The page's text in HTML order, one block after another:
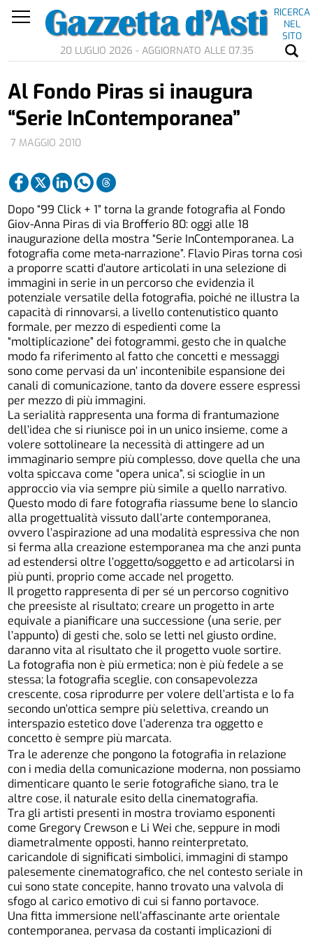
RICERCA
NEL
SITO
20 LUGLIO 2026 - AGGIORNATO ALLE 07.35
7 MAGGIO 2010
Al Fondo Piras si inaugura
“Serie InContemporanea”
Dopo “99 Click + 1” torna la grande fotografia al Fondo
Giov-Anna Piras di via Brofferio 80: oggi alle 18
inaugurazione della mostra “Serie InContemporanea. La
fotografia come meta-narrazione”. Flavio Piras torna così
a proporre scatti d’autore articolati in una selezione di
immagini in serie in un percorso che evidenzia il
potenziale versatile della fotografia, poiché ne illustra la
capacità di rinnovarsi, a livello contenutistico quanto
formale, per mezzo di espedienti come la
“moltiplicazione” dei fotogrammi, gesto che in qualche
modo fa riferimento al fatto che concetti e messaggi
sono come pervasi da un’ incontenibile espansione dei
canali di comunicazione, tanto da dovere essere espressi
per mezzo di più immagini.
La serialità rappresenta una forma di frantumazione
dell’idea che si riunisce poi in un unico insieme, come a
volere sottolineare la necessità di attingere ad un
immaginario sempre più complesso, dove quella che una
volta spiccava come “opera unica”, si scioglie in un
approccio via via sempre più simile a quello narrativo.
Questo modo di fare fotografia riassume bene lo slancio
alla progettualità vissuto dall’arte contemporanea,
ovvero l’aspirazione ad una modalità espressiva che non
si ferma alla creazione estemporanea ma che anzi punta
ad estendersi oltre l’oggetto/soggetto e ad articolarsi in
più punti, proprio come accade nel progetto.
Il progetto rappresenta di per sé un percorso cognitivo
che preesiste al risultato; creare un progetto in arte
equivale a pianificare una successione (una serie, per
l’appunto) di gesti che, solo se letti nel giusto ordine,
daranno vita al risultato che il progetto vuole sortire.
La fotografia non è più ermetica; non è più fedele a se
stessa; la fotografia sceglie, con consapevolezza
crescente, cosa riprodurre per volere dell’artista e lo fa
secondo un’ottica sempre più selettiva, creando un
interspazio estetico dove l’aderenza tra oggetto e
concetto è sempre più marcata.
Tra le aderenze che pongono la fotografia in relazione
con i media della comunicazione moderna, non possiamo
dimenticare quanto le serie fotografiche siano, tra le
altre cose, il naturale esito della cinematografia.
Tra gli artisti presenti in mostra troviamo esponenti
come Gregory Crewson e Li Wei che, seppure in modi
diametralmente opposti, hanno reinterpretato,
caricandole di significati simbolici, immagini di stampo
palesemente cinematografico, che nel contesto seriale in
cui sono state concepite, hanno trovato una valvola di
sfogo al carico emotivo di cui si fanno portavoce.
Una fitta immersione nell’affascinante arte orientale
contemporanea, pervasa da costanti implicazioni di